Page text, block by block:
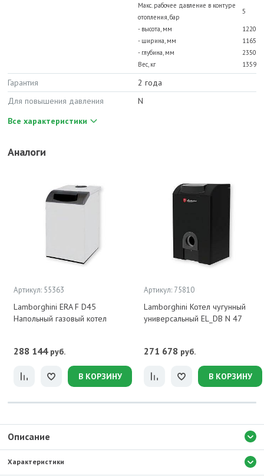
Макс. рабочее давление в контуре
отопления, бар
5
- высота, мм
1220
- ширина, мм
1165
- глубина, мм
2350
Вес, кг
1359
Гарантия
2 года
Для повышения давления
N
Все характеристики
Аналоги
Артикул: 55363
Lamborghini ERA F D45
Напольный газовый котел
288 144 руб.
В КОРЗИНУ
Артикул: 75810
Lamborghini Котел чугунный
универсальный EL_DB N 47
271 678 руб.
В КОРЗИНУ
Описание
Характеристики